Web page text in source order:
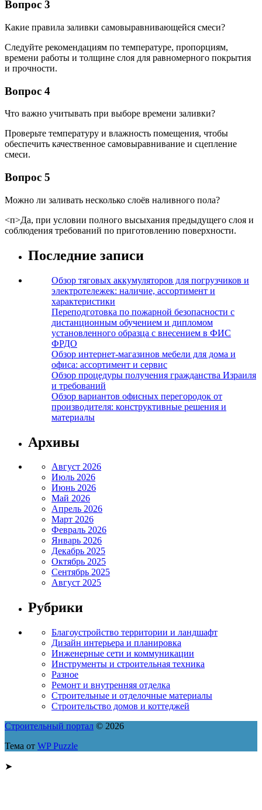
Вопрос 3
Какие правила заливки самовыравнивающейся смеси?
Следуйте рекомендациям по температуре, пропорциям,
времени работы и толщине слоя для равномерного покрытия
и прочности.
Вопрос 4
Что важно учитывать при выборе времени заливки?
Проверьте температуру и влажность помещения, чтобы
обеспечить качественное самовыравнивание и сцепление
смеси.
Вопрос 5
Можно ли заливать несколько слоёв наливного пола?
<п>Да, при условии полного высыхания предыдущего слоя и
соблюдения требований по приготовлению поверхности.
Последние записи
Обзор тяговых аккумуляторов для погрузчиков и
электротележек: наличие, ассортимент и
характеристики
Переподготовка по пожарной безопасности с
дистанционным обучением и дипломом
установленного образца с внесением в ФИС
ФРДО
Обзор интернет-магазинов мебели для дома и
офиса: ассортимент и сервис
Обзор процедуры получения гражданства Израиля
и требований
Обзор вариантов офисных перегородок от
производителя: конструктивные решения и
материалы
Архивы
Август 2026
Июль 2026
Июнь 2026
Май 2026
Апрель 2026
Март 2026
Февраль 2026
Январь 2026
Декабрь 2025
Октябрь 2025
Сентябрь 2025
Август 2025
Рубрики
Благоустройство территории и ландшафт
Дизайн интерьера и планировка
Инженерные сети и коммуникации
Инструменты и строительная техника
Разное
Ремонт и внутренняя отделка
Строительные и отделочные материалы
Строительство домов и коттеджей
Строительный портал © 2026
Тема от WP Puzzle
➤